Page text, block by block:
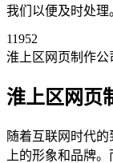
我们以便及时处理
11952
淮上区网页制作公
淮上区网页
随着互联网时代
上的形象和品牌